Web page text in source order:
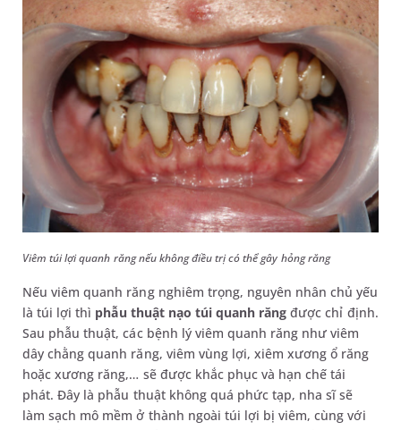
Viêm túi lợi quanh răng nếu không điều trị có thể gây hỏng răng
Nếu viêm quanh răng nghiêm trọng, nguyên nhân chủ yếu
là túi lợi thì phẫu thuật nạo túi quanh răngđược chỉ định.
Sau phẫu thuật, các bệnh lý viêm quanh răng như viêm
dây chằng quanh răng, viêm vùng lợi, xiêm xương ổ răng
hoặc xương răng,… sẽ được khắc phục và hạn chế tái
phát. Đây là phẫu thuật không quá phức tạp, nha sĩ sẽ
làm sạch mô mềm ở thành ngoài túi lợi bị viêm, cùng với